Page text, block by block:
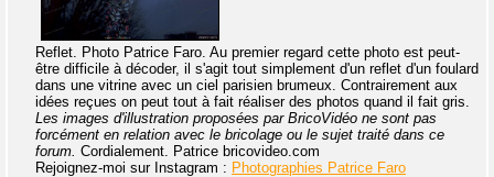
Reflet. Photo Patrice Faro. Au premier regard cette photo est peut-
être difficile à décoder, il s'agit tout simplement d'un reflet d'un foulard
dans une vitrine avec un ciel parisien brumeux. Contrairement aux
idées reçues on peut tout à fait réaliser des photos quand il fait gris.
Les images d'illustration proposées par BricoVidéo ne sont pas
forcément en relation avec le bricolage ou le sujet traité dans ce
forum. Cordialement. Patrice bricovideo.com
Rejoignez-moi sur Instagram : Photographies Patrice Faro